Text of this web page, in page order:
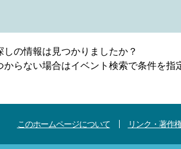
しの情報は見つかりましたか？
からない場合はイベント検索で条件を指
このホームページについて リンク・著作